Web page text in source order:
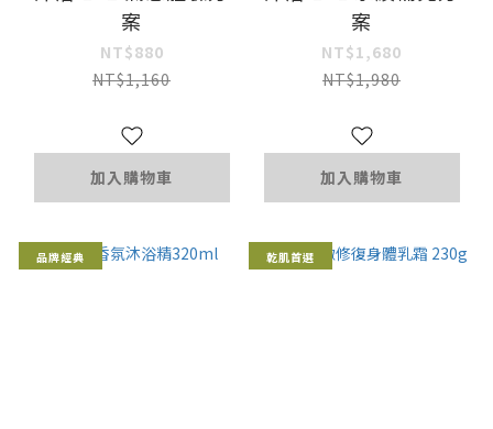
案
NT$880
NT$1,160
加入購物車
案
NT$1,680
NT$1,980
加入購物車
品牌經典 乾肌首選